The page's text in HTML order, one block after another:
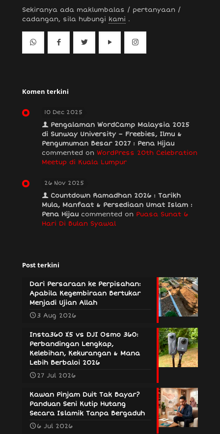
Sekiranya ada maklumbalas / pertanyaan /
cadangan, sila hubungi kami .
Komen terkini
10 Dec 2025
Pengalaman WordCamp Malaysia 2025
di Sunway University – Freebies, Ilmu &
Pengumuman Besar 2027 : Pena Hijau
commented on WordPress 20th Celebration
Meetup di Kuala Lumpur
26 Nov 2025
Countdown Ramadhan 2026 : Tarikh
Mula, Manfaat & Persediaan Umat Islam :
Pena Hijau commented on Puasa Sunat 6
Hari Di Bulan Syawal
Post terkini
Dari Persaraan ke Perpisahan:
Apabila Kegembiraan Bertukar
Menjadi Ujian Allah
3 Aug 2026
Insta360 X5 vs DJI Osmo 360:
Perbandingan Lengkap,
Kelebihan, Kekurangan & Mana
Lebih Berbaloi 2026
27 Jul 2026
Kawan Pinjam Duit Tak Bayar?
Panduan Seni Kutip Hutang
Secara Islamik Tanpa Bergaduh
6 Jul 2026